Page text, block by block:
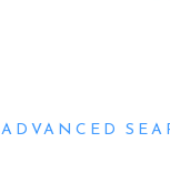
ADVANCED